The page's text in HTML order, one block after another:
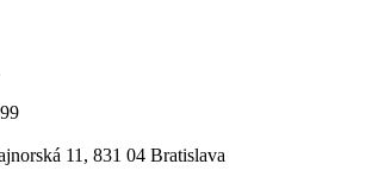
11, 831 04 Bratislava